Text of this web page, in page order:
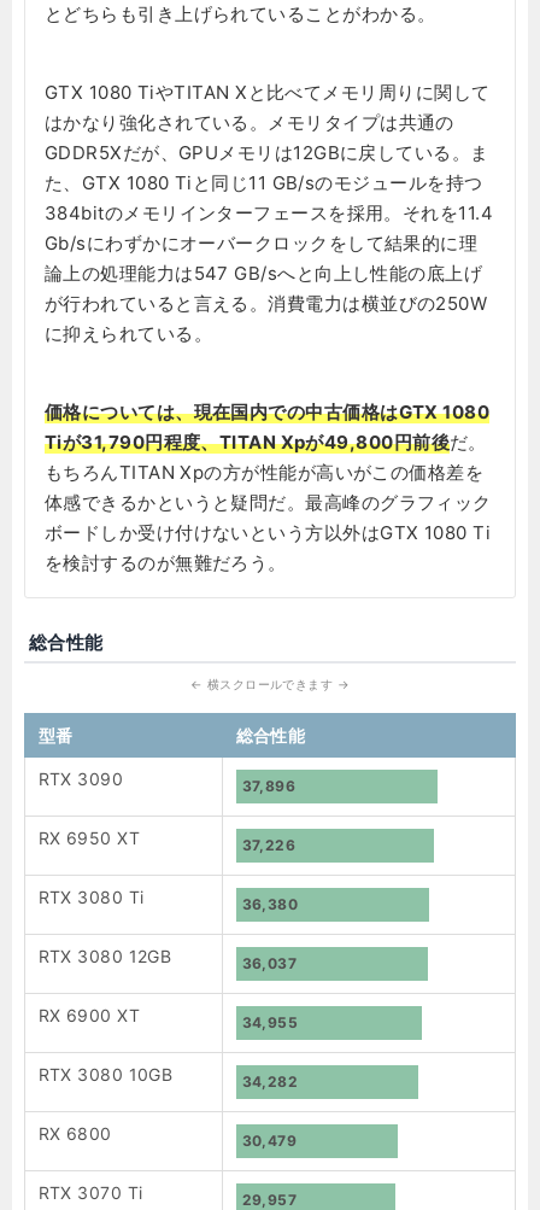
とどちらも引き上げられていることがわかる。
GTX 1080 TiやTITAN Xと比べてメモリ周りに関して
はかなり強化されている。メモリタイプは共通の
GDDR5Xだが、GPUメモリは12GBに戻している。ま
た、GTX 1080 Tiと同じ11 GB/sのモジュールを持つ
384bitのメモリインターフェースを採用。それを11.4
Gb/sにわずかにオーバークロックをして結果的に理
論上の処理能力は547 GB/sへと向上し性能の底上げ
が行われていると言える。消費電力は横並びの250W
に抑えられている。
価格については、現在国内での中古価格はGTX 1080
Tiが31,790円程度、TITAN Xpが49,800円前後だ。
もちろんTITAN Xpの方が性能が高いがこの価格差を
体感できるかというと疑問だ。最高峰のグラフィック
ボードしか受け付けないという方以外はGTX 1080 Ti
を検討するのが無難だろう。
総合性能
型番 総合性能
RTX 3090 37,896
RX 6950 XT 37,226
RTX 3080 Ti 36,380
RTX 3080 12GB 36,037
RX 6900 XT 34,955
RTX 3080 10GB 34,282
RX 6800 30,479
RTX 3070 Ti 29,957